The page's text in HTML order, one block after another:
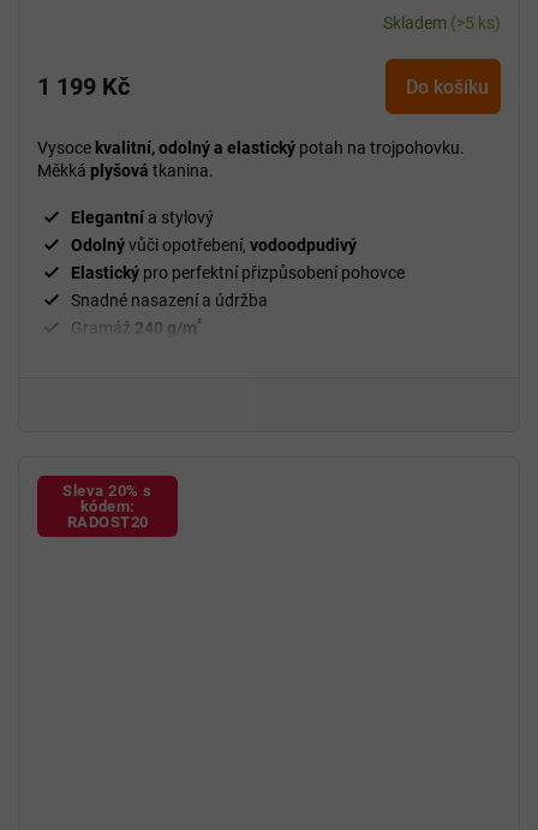
Skladem (>5 ks)
1 199 Kč Do košíku
Vysoce kvalitní, odolný a elastický potah na trojpohovku.
Měkká plyšová tkanina.
Elegantní a stylový
Odolnývůči opotřebení, vodoodpudivý
Elastický pro perfektní přizpůsobení pohovce
Snadné nasazení a údržba
Gramáž 240 g/m²
Sleva 20% s
kódem:
RADOST20